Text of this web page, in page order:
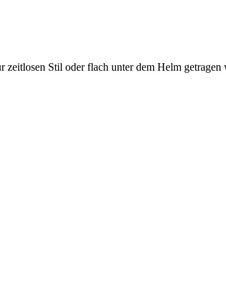
Stil oder flach unter dem Helm getragen